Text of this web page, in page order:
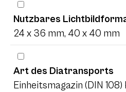
Nutzbares
24 x 36 mm, 40 x 40 mm
Art des Diatransports
Einheitsmagazin (DIN